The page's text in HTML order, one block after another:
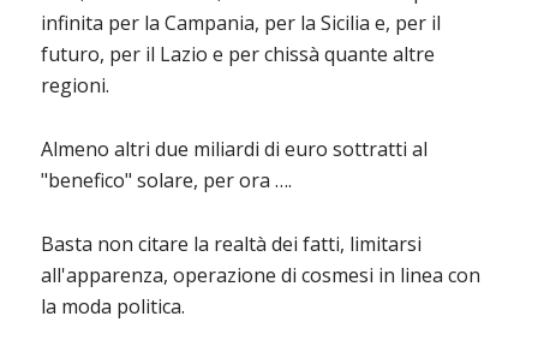
infinita per la Campania, per la Sicilia e, per il
futuro, per il Lazio e per chissà quante altre
regioni.
Almeno altri due miliardi di euro sottratti al
"benefico" solare, per ora ….
Basta non citare la realtà dei fatti, limitarsi
all'apparenza, operazione di cosmesi in linea con
la moda politica.